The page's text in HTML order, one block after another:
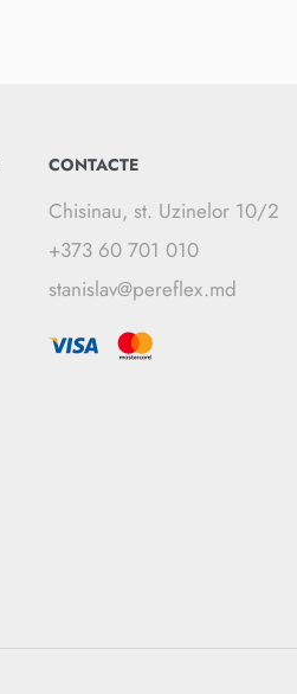
CONTACTE
Chisinau, st. Uzinelor 10/2
+373 60 701 010
stanislav@pereflex.md